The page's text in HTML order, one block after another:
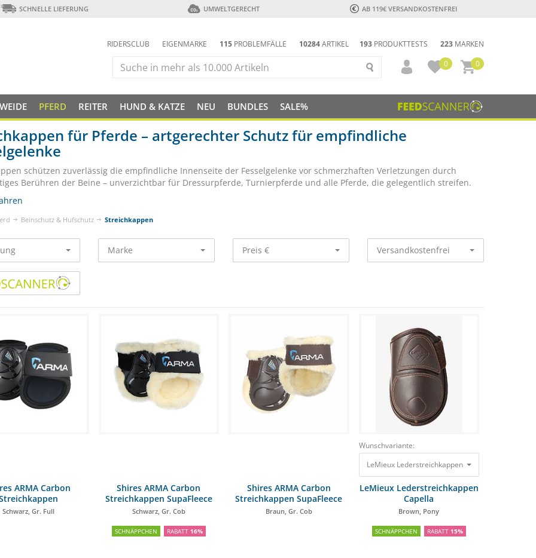
SCHNELLE LIEFERUNG UMWELTGERECHT AB 119€ VERSANDKOSTENFREI
193 PRODUKTTESTS 223 MARKEN
RIDERSCLUB EIGENMARKE 115 PROBLEMFÄLLE 10284ARTIKEL
0
0
PFERD REITER HUND & KATZE NEU BUNDLES SALE%
für Pferde – artgerechter Schutz für empfindliche
schützen zuverlässig die empfindliche Innenseite der Fesselgelenke vor schmerzhaften Verletzungen durch
Berühren der Beine – unverzichtbar für Dressurpferde, Turnierpferde und alle Pferde, die gelegentlich streifen.
Beinschutz & Hufschutz Streichkappen
Marke Preis € Versandkostenfrei
ARMA Carbon
Schwarz, Gr. Full
Shires ARMA Carbon
Streichkappen SupaFleece
Schwarz, Gr. Cob
SCHNÄPPCHEN RABATT 16%
Shires ARMA Carbon
Streichkappen SupaFleece
Braun, Gr. Cob
Wunschvariante:
LeMieux Lederstreichkappen Capella Brown, Pony
LeMieux Lederstreichkappen
Capella
Brown, Pony
SCHNÄPPCHEN RABATT 15%